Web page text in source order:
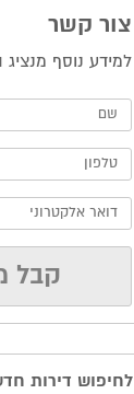
צור קשר
למידע נוסף מנציג
לחיפוש דירות